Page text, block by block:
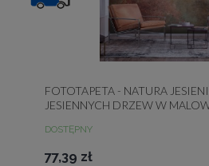
FOTOTAPETA - NATURA
JESIENNYCH DRZEW W
DOSTĘPNY
77,39 zł